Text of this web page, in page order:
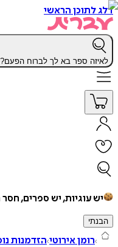
דלג לתוכן הראשי
לאיזה ספר בא לך לברוח הפעם?
יש עוגיות, יש ספרים,
הבנתי
רומן אירוטי הזדמנות